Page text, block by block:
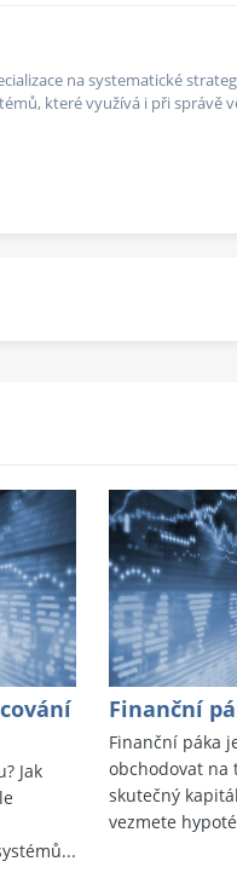
na systematické
které využívá i při správě
Jak
Finanční
Finanční páka
obchodovat na
skutečný
vezmete